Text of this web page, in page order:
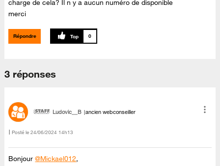
charge de cela? Il n y a aucun numéro de disponible
merci
Répondre 0
3 réponses
Ludovic__B ancien webconseiller
Posté le ‎24/06/2024 14h13
Bonjour@Mickael012,